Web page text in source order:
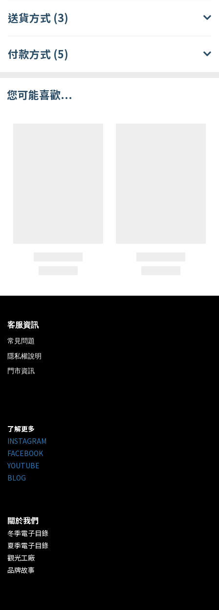
送貨方式 (3)
付款方式 (5)
您可能喜歡...
客服資訊
常見問題
隱私權說明
門市資訊
了解更多
INSTAGRAM
FACEBOOK
YOUTUBE
BLOG
關於我們
冬季電子目錄
夏季電子目錄
觀光工廠
品牌故事